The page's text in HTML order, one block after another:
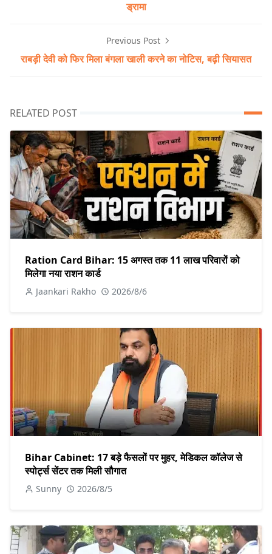
ड्रामा
Previous Post
राबड़ी देवी को फिर मिला बंगला खाली करने का नोटिस, बढ़ी सियासत
RELATED POST
Ration Card Bihar: 15 अगस्त तक 11 लाख परिवारों को
मिलेगा नया राशन कार्ड
Jaankari Rakho 2026/8/6
Bihar Cabinet: 17 बड़े फैसलों पर मुहर, मेडिकल कॉलेज से
स्पोर्ट्स सेंटर तक मिली सौगात
Sunny 2026/8/5